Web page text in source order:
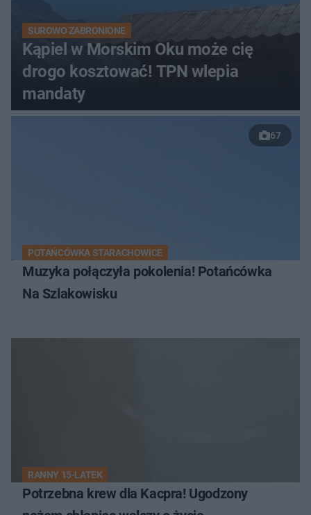
SUROWO ZABRONIONE
Kąpiel w Morskim Oku może cię
drogo kosztować! TPN wlepia
mandaty
67
POTAŃCÓWKA STARACHOWICE
Muzyka połączyła pokolenia! Potańcówka
Na Szlakowisku
RANNY 15-LATEK
Potrzebna krew dla Kacpra! Ugodzony